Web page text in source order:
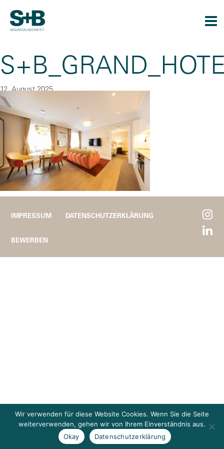
12. August 2025
By
IMPRESSUM DATENSCHUTZERKLÄRUNG
BEWERBEN
Wir verwenden für diese Website Cookies. Wenn Sie die Seite
weiterverwenden, gehen wir von Ihrem Einverständnis aus.
Okay
Datenschutzerklärung